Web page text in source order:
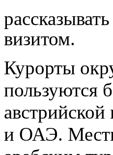
визитом.
Курорты
пользуются
и ОАЭ.